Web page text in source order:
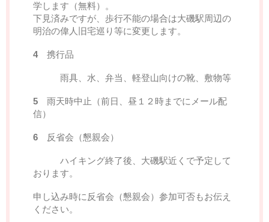
学します（無料）。
下見済みですが、歩行不能の場合は大磯駅周辺の
明治の偉人旧宅巡り等に変更します。
4携行品
雨具、水、弁当、軽登山向けの靴、敷物等
5 雨天時中止（前日、昼１２時までにメール配
信）
6 反省会（懇親会）
ハイキング終了後、大磯駅近くで予定して
おります。
申し込み時に反省会（懇親会）参加可否もお伝え
ください。